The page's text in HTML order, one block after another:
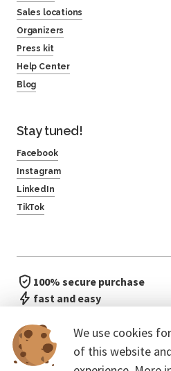
We use cookies
of this website
Sales locations
Organizers
Press kit
Help Center
Blog
Stay tuned!
Facebook
Instagram
LinkedIn
TikTok
100% secure purchase
fast and easy